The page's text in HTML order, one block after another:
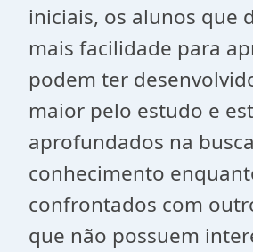
iniciais, os alunos que
mais facilidade para
podem ter
maior pelo estudo e
aprofundados na
conhecimento
confrontados com
que não possuem